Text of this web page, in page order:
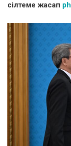
сілтеме жасап